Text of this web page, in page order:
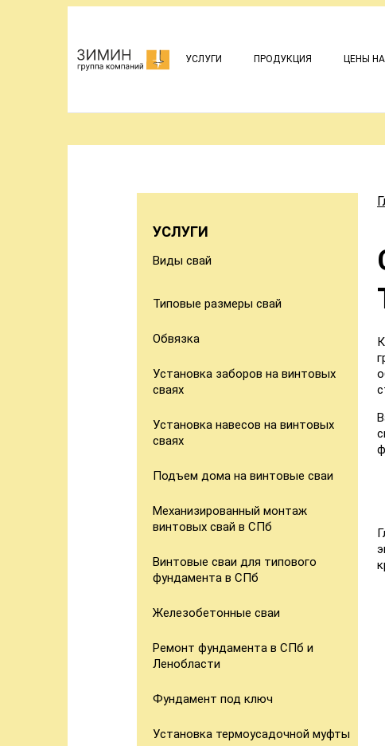
УСЛУГИ ПРОДУКЦИЯ ЦЕНЫ
УСЛУГИ
Виды свай
Типовые размеры свай
Обвязка
Установка заборов на винтовых
сваях
Установка навесов на винтовых
сваях
Подъем дома на винтовые сваи
Механизированный монтаж
винтовых свай в СПб
Винтовые сваи для типового
фундамента в СПб
Железобетонные сваи
Ремонт фундамента в СПб и
Ленобласти
Фундамент под ключ
Установка термоусадочной муфты